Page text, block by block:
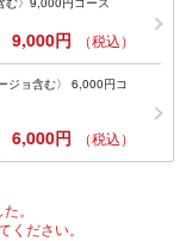
9,000円 （税込）
ジョ含む〉 6,000円コ
6,000円 （税込）
。
ださい。